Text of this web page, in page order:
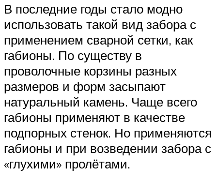
В последние годы стало модно
использовать такой вид забора с
применением сварной сетки, как
габионы. По существу в
проволочные корзины разных
размеров и форм засыпают
натуральный камень. Чаще всего
габионы применяют в качестве
подпорных стенок. Но применяются
габионы и при возведении забора с
«глухими» пролётами.